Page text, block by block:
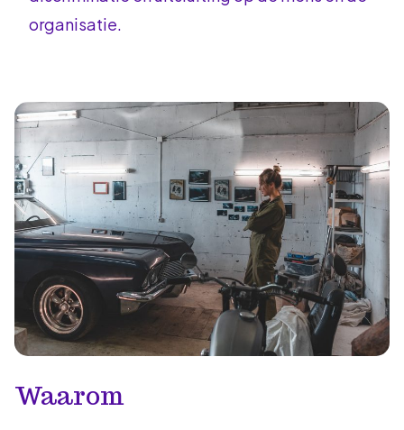
organisatie.
Waarom